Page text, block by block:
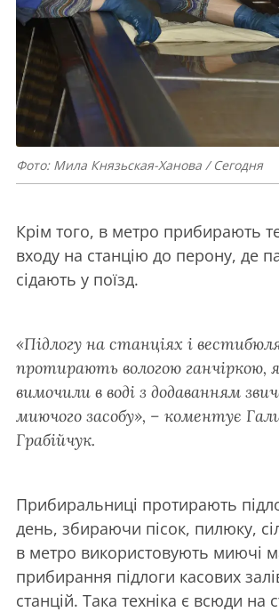
Фото: Мила Князьская-Ханова / Сегодня
Крім того, в метро прибирають
входу на станцію до перону, де
сідають у поїзд.
«Підлогу на станціях і
протирають вологою ганчіркою,
вимочили в воді з додаванням
миючого засобу», – коментує
Грабійчук.
Прибиральниці протирають
день, збираючи пісок, пилюку,
в метро використовують миючі
прибирання підлоги касових
станцій. Така техніка є всюди на